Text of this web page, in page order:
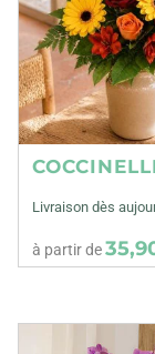
Livraison dès
à partir de